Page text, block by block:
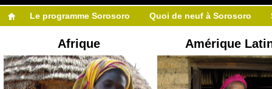
Le programme Sorosoro Quoi de neuf à Sorosoro
Afrique Amérique